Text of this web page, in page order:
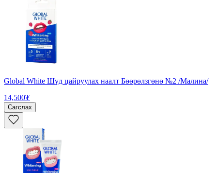
Global White Шүд цайруулах наалт Бөөрөлзгөнө №2 /Малина/
14,500₮
Сагслах